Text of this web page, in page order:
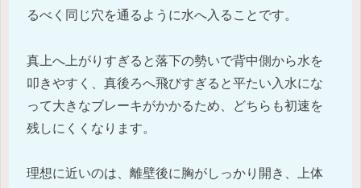
るべく同じ穴を通るように水へ入ることです。
真上へ上がりすぎると落下の勢いで背中側から水を
叩きやすく、真後ろへ飛びすぎると平たい入水にな
って大きなブレーキがかかるため、どちらも初速を
残しにくくなります。
理想に近いのは、離壁後に胸がしっかり開き、上体